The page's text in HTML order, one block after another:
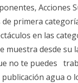
Acciones
primera
en las
muestra desde su
no te puedes
agua o